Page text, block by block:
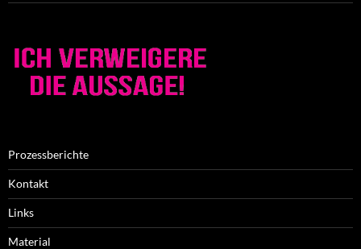
Prozessberichte
Kontakt
Links
Material